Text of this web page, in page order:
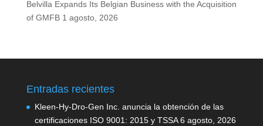
Belvilla Expands Its Belgian Business with the Acquisition
of GMFB 1 agosto, 2026
Entradas recientes
Kleen-Hy-Dro-Gen Inc. anuncia la obtención de las
certificaciones ISO 9001: 2015 y TSSA 6 agosto, 2026